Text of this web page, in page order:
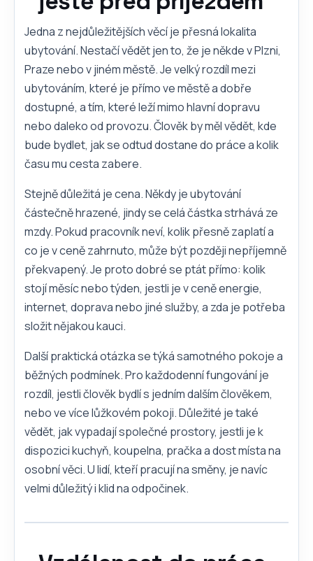
Jedna z nejdůležitějších věcí je přesná lokalita
ubytování. Nestačí vědět jen to, že je někde v Plzni,
Praze nebo v jiném městě. Je velký rozdíl mezi
ubytováním, které je přímo ve městě a dobře
dostupné, a tím, které leží mimo hlavní dopravu
nebo daleko od provozu. Člověk by měl vědět, kde
bude bydlet, jak se odtud dostane do práce a kolik
času mu cesta zabere.
Stejně důležitá je cena. Někdy je ubytování
částečně hrazené, jindy se celá částka strhává ze
mzdy. Pokud pracovník neví, kolik přesně zaplatí a
co je v ceně zahrnuto, může být později nepříjemně
překvapený. Je proto dobré se ptát přímo: kolik
stojí měsíc nebo týden, jestli je v ceně energie,
internet, doprava nebo jiné služby, a zda je potřeba
složit nějakou kauci.
Další praktická otázka se týká samotného pokoje a
běžných podmínek. Pro každodenní fungování je
rozdíl, jestli člověk bydlí s jedním dalším člověkem,
nebo ve více lůžkovém pokoji. Důležité je také
vědět, jak vypadají společné prostory, jestli je k
dispozici kuchyň, koupelna, pračka a dost místa na
osobní věci. U lidí, kteří pracují na směny, je navíc
velmi důležitý i klid na odpočinek.